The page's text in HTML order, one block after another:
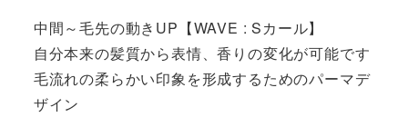
中間～毛先の動きUP【WAVE : Sカール】
自分本来の髪質から表情、香りの変化が可能です
毛流れの柔らかい印象を形成するためのパーマデ
ザイン